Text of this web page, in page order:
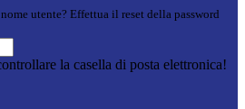
utente? Effettua il reset della password
la casella di posta elettronica!